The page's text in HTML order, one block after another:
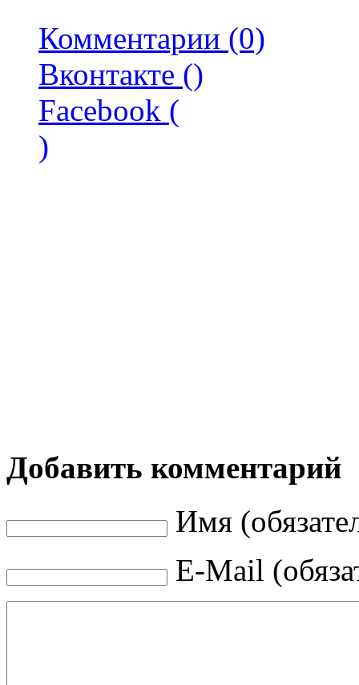
Комментарии (0)
Вконтакте ()
Facebook (
)
Добавить комментарий
Имя
E-Mail